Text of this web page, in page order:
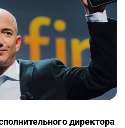
директора